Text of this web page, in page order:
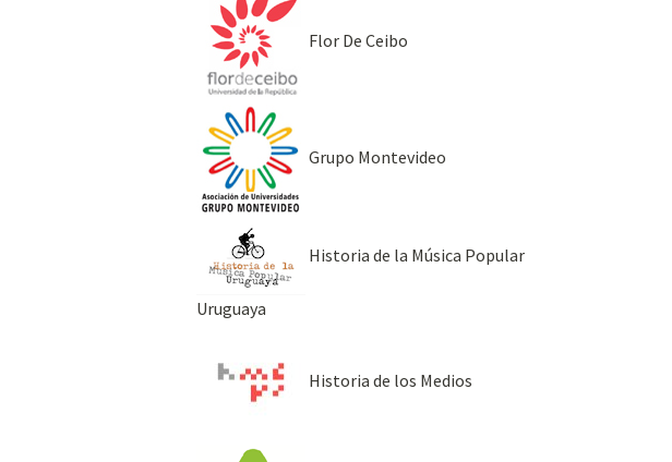
Flor De Ceibo
Grupo Montevideo
Historia de la Música Popular
Uruguaya
Historia de los Medios